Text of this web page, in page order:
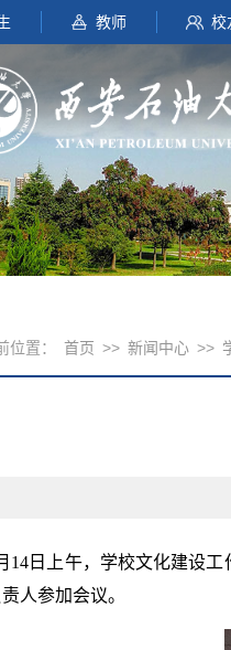
教师 校
位置： 首页 >> 新闻中心 >>
14日上午，学校文化建设
人参加会议。